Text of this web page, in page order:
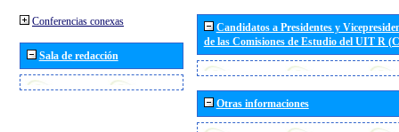
Conferencias conexas
Sala de redacción
Candidatos a Presidentes y
de las Comisiones de Estudio del UIT R
Otras informaciones